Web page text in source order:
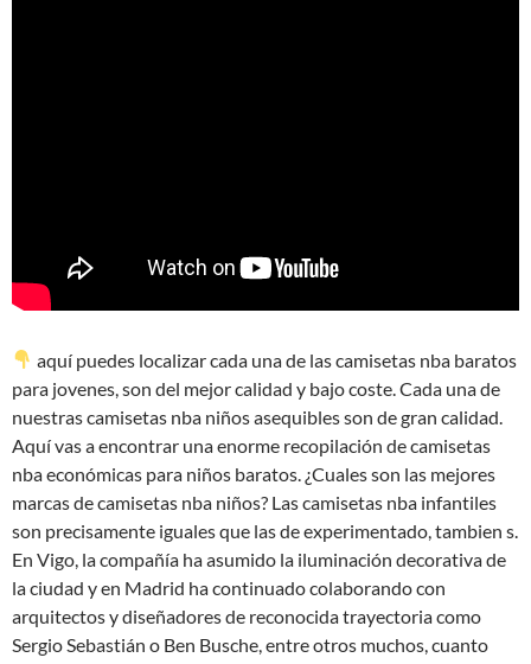
aquí puedes localizar cada una de las camisetas nba baratos
para jovenes, son del mejor calidad y bajo coste. Cada una de
nuestras camisetas nba niños asequibles son de gran calidad.
Aquí vas a encontrar una enorme recopilación de camisetas
nba económicas para niños baratos. ¿Cuales son las mejores
marcas de camisetas nba niños? Las camisetas nba infantiles
son precisamente iguales que las de experimentado, tambien s.
En Vigo, la compañía ha asumido la iluminación decorativa de
la ciudad y en Madrid ha continuado colaborando con
arquitectos y diseñadores de reconocida trayectoria como
Sergio Sebastián o Ben Busche, entre otros muchos, cuanto